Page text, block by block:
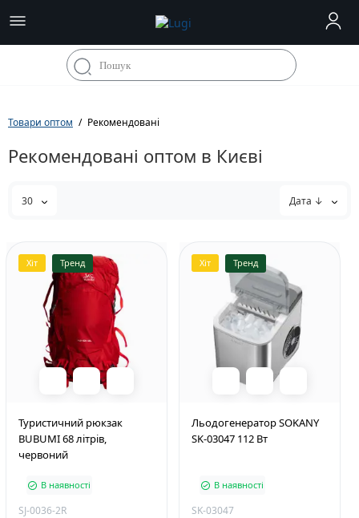
Товари оптом Рекомендовані
Рекомендовані оптом в Києві
30 Дата ↓
Хіт Тренд
Туристичний рюкзак
BUBUMI 68 літрів,
червоний
В наявності
SJ-0036-2R
Хіт Тренд
Льодогенератор SOKANY
SK-03047 112 Вт
В наявності
SK-03047